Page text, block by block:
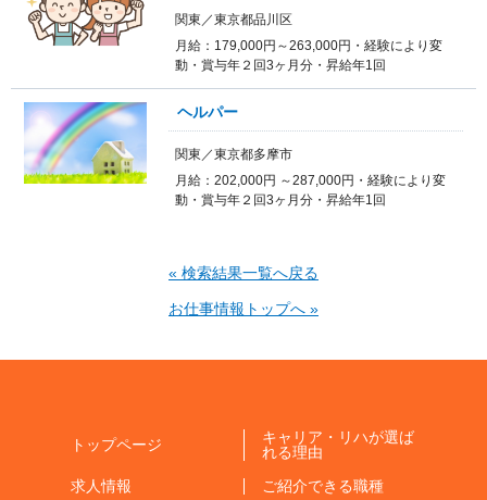
関東／東京都品川区
月給：179,000円～263,000円・経験により変
動・賞与年２回3ヶ月分・昇給年1回
ヘルパー
関東／東京都多摩市
月給：202,000円 ～287,000円・経験により変
動・賞与年２回3ヶ月分・昇給年1回
« 検索結果一覧へ戻る
お仕事情報トップへ »
トップページ
キャリア・リハが選ば
れる理由
求人情報
ご紹介できる職種